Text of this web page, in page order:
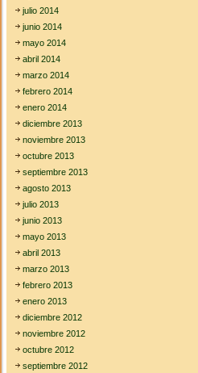
julio 2014
junio 2014
mayo 2014
abril 2014
marzo 2014
febrero 2014
enero 2014
diciembre 2013
noviembre 2013
octubre 2013
septiembre 2013
agosto 2013
julio 2013
junio 2013
mayo 2013
abril 2013
marzo 2013
febrero 2013
enero 2013
diciembre 2012
noviembre 2012
octubre 2012
septiembre 2012